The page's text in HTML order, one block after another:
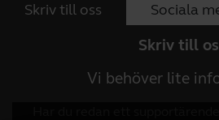
Skriv till oss Sociala
Skriv till
Vi behöver lite